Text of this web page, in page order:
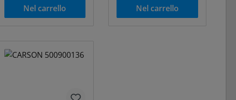
Nel carrello Nel carrello